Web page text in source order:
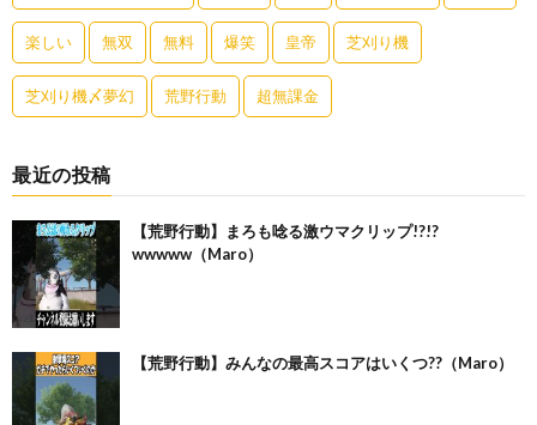
楽しい 無双 無料 爆笑 皇帝 芝刈り機
芝刈り機〆夢幻 荒野行動 超無課金
最近の投稿
【荒野行動】まろも唸る激ウマクリップ!?!?
wwwww（Maro）
【荒野行動】みんなの最高スコアはいくつ??（Maro）